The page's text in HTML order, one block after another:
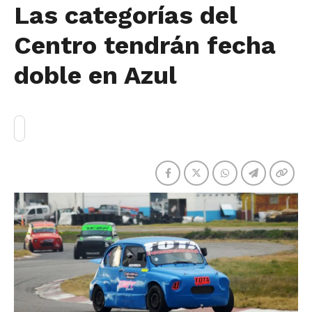
Las categorías del
Centro tendrán fecha
doble en Azul